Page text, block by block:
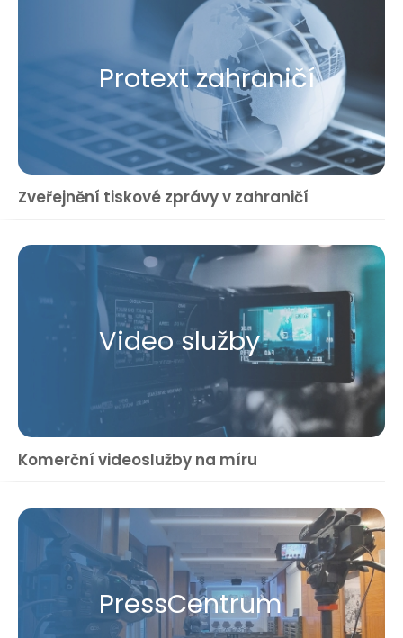
Protext zahraničí
Zveřejnění tiskové zprávy v zahraničí
Video služby
Komerční videoslužby na míru
Press​Centrum